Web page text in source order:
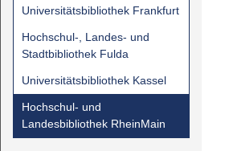
Universitätsbibliothek Frankfurt
Hochschul-, Landes- und
Stadtbibliothek Fulda
Universitätsbibliothek Kassel
Hochschul- und
Landesbibliothek RheinMain